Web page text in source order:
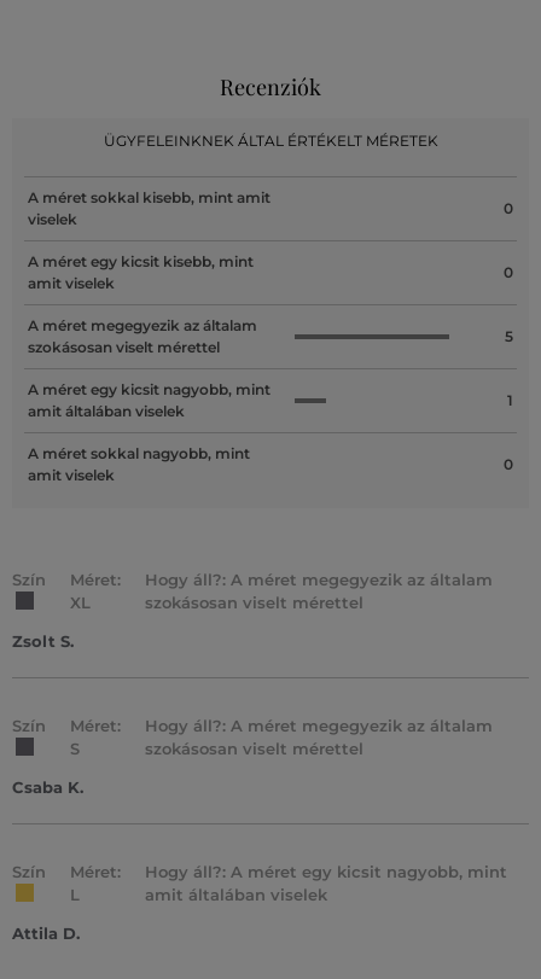
Recenziók
ÜGYFELEINKNEK ÁLTAL ÉRTÉKELT MÉRETEK
A méret sokkal kisebb, mint amit
viselek
0
A méret egy kicsit kisebb, mint
amit viselek
0
A méret megegyezik az általam
szokásosan viselt mérettel
5
A méret egy kicsit nagyobb, mint
amit általában viselek
1
A méret sokkal nagyobb, mint
amit viselek
0
Szín
Méret:
XL
Hogy áll?: A méret megegyezik az általam
szokásosan viselt mérettel
Zsolt S.
Szín
Méret:
S
Hogy áll?: A méret megegyezik az általam
szokásosan viselt mérettel
Csaba K.
Szín
Méret:
L
Hogy áll?: A méret egy kicsit nagyobb, mint
amit általában viselek
Attila D.